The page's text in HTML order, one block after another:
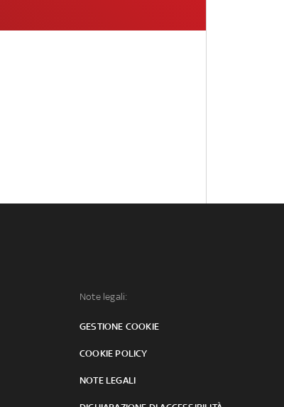
Note legali:
GESTIONE COOKIE
COOKIE POLICY
NOTE LEGALI